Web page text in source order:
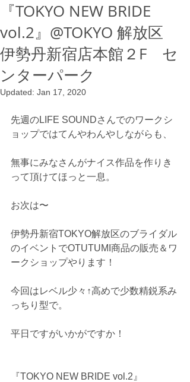
『TOKYO NEW BRIDE
vol.2』@TOKYO 解放区
伊勢丹新宿店本館２F セ
ンターパーク
Updated: Jan 17, 2020
先週のLIFE SOUNDさんでのワークシ
ョップではてんやわんやしながらも、
無事にみなさんがナイス作品を作りき
って頂けてほっと一息。
お次は〜
伊勢丹新宿TOKYO解放区のブライダル
のイベントでOTUTUMI商品の販売＆ワ
ークショップやります！
今回はレベル少々↑高めで少数精鋭系み
っちり型で。
平日ですがいかがですか！
『TOKYO NEW BRIDE vol.2』